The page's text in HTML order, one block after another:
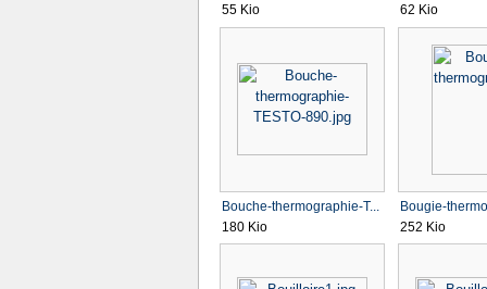
55 Kio
62 Kio
Bouche-thermographie-T...
180 Kio
Bougie-
252 Kio